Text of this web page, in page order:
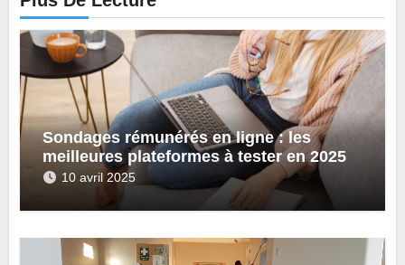
Sondages rémunérés en ligne : les
meilleures plateformes à tester en 2025
10 avril 2025